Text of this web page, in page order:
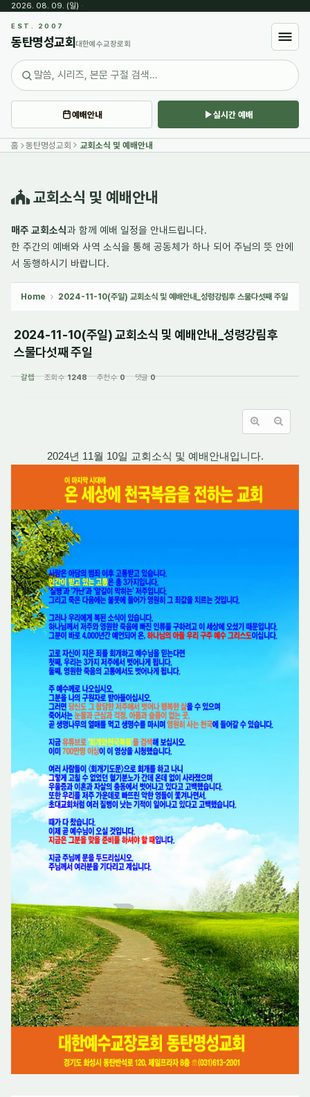
2026. 08. 09. (일) ·
EST. 2007
동탄명성교회 대한예수교장로회
예배안내 실시간 예배
홈 동탄명성교회 교회소식 및 예배안내
교회소식 및 예배안내
매주 교회소식과 함께 예배 일정을 안내드립니다.
한 주간의 예배와 사역 소식을 통해 공동체가 하나 되어 주님의 뜻 안에
서 동행하시기 바랍니다.
Home 2024-11-10(주일) 교회소식 및 예배안내_성령강림후 스물다섯째 주일
2024-11-10(주일) 교회소식 및 예배안내_성령강림후
스물다섯째 주일
갈렙 조회 수1248 추천 수0 댓글0
2024년 11월 10일 교회소식 및 예배안내입니다.
Sketchbook5, 스케치북5
Sketchbook5, 스케치북5